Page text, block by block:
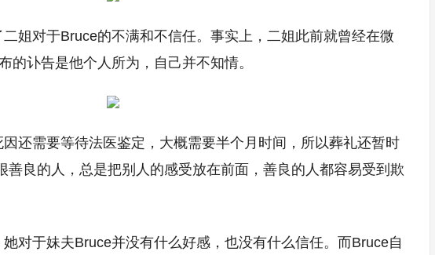
姐对于Bruce的不满和不信任。事实上，二姐此前就曾经在微
的讣告是他个人所为，自己并不知情。
还需要等待法医鉴定，大概需要半个月时间，所以葬礼还暂时
善良的人，总是把别人的感受放在前面，善良的人都容易受到欺
对于妹夫Bruce并没有什么好感，也没有什么信任。而Bruce自